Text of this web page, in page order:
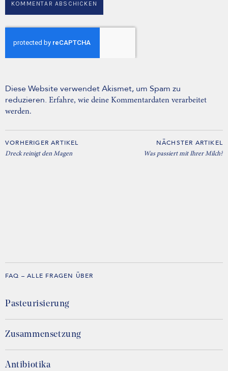
Diese Website verwendet Akismet, um Spam zu
reduzieren. Erfahre, wie deine Kommentardaten verarbeitet
werden.
VORHERIGER ARTIKEL
Dreck reinigt den Magen
NÄCHSTER ARTIKEL
Was passiert mit Ihrer Milch?
FAQ – ALLE FRAGEN ÜBER
Pasteurisierung
Zusammensetzung
Antibiotika